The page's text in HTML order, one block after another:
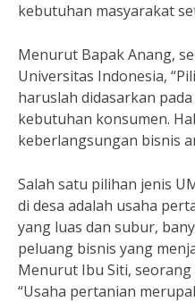
kebutuhan masyarakat
Menurut Bapak Anang,
Universitas Indonesia,
haruslah didasarkan
kebutuhan konsumen.
keberlangsungan bisnis
Salah satu pilihan jenis
di desa adalah usaha
yang luas dan subur,
peluang bisnis yang
Menurut Ibu Siti, seorang
“Usaha pertanian